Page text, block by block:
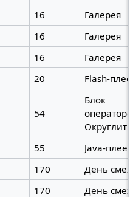
16
Галерея
16
Галерея
16
Галерея
20 Flash-
54
Блок
55
Java-плеер
170
День
170
День